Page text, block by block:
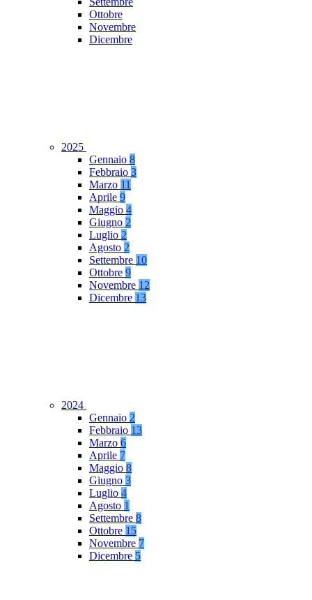
Ottobre
Novembre
Dicembre
2025
Gennaio 8
Febbraio 3
Marzo 11
Aprile 9
Maggio 4
Giugno 2
Luglio 2
Agosto 2
Settembre 10
Ottobre 9
Novembre 12
Dicembre 13
2024
Gennaio 2
Febbraio 13
Marzo 6
Aprile 7
Maggio 8
Giugno 3
Luglio 4
Agosto 1
Settembre 8
Ottobre 15
Novembre 7
Dicembre 5